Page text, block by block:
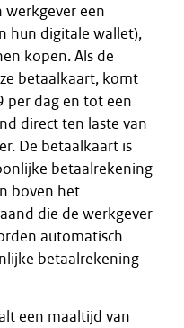
werkgever een
hun digitale wallet),
kopen. Als de
betaalkaart, komt
per dag en tot een
direct ten laste van
De betaalkaart is
betaalrekening
boven het
die de werkgever
automatisch
betaalrekening
een maaltijd van